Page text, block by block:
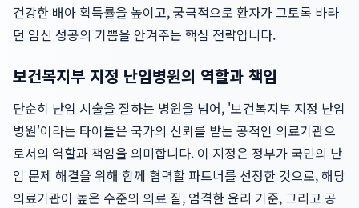
건강한 배아 획득률을 높이고, 궁극적으로 환자가 그토록 바라
던 임신 성공의 기쁨을 안겨주는 핵심 전략입니다.
보건복지부 지정 난임병원의 역할과 책임
단순히 난임 시술을 잘하는 병원을 넘어, '보건복지부 지정 난임
병원'이라는 타이틀은 국가의 신뢰를 받는 공적인 의료기관으
로서의 역할과 책임을 의미합니다. 이 지정은 정부가 국민의 난
임 문제 해결을 위해 함께 협력할 파트너를 선정한 것으로, 해당
의료기관이 높은 수준의 의료 질, 엄격한 윤리 기준, 그리고 공